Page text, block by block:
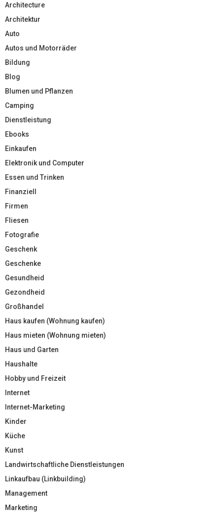
Architecture
Architektur
Auto
Autos und Motorräder
Bildung
Blog
Blumen und Pflanzen
Camping
Dienstleistung
Ebooks
Einkaufen
Elektronik und Computer
Essen und Trinken
Finanziell
Firmen
Fliesen
Fotografie
Geschenk
Geschenke
Gesundheid
Gezondheid
Großhandel
Haus kaufen (Wohnung kaufen)
Haus mieten (Wohnung mieten)
Haus und Garten
Haushalte
Hobby und Freizeit
Internet
Internet-Marketing
Kinder
Küche
Kunst
Landwirtschaftliche Dienstleistungen
Linkaufbau (Linkbuilding)
Management
Marketing